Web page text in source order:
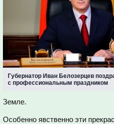
Губернатор Иван Белозерцев
с профессиональным праздником
Земле.
Особенно явственно эти